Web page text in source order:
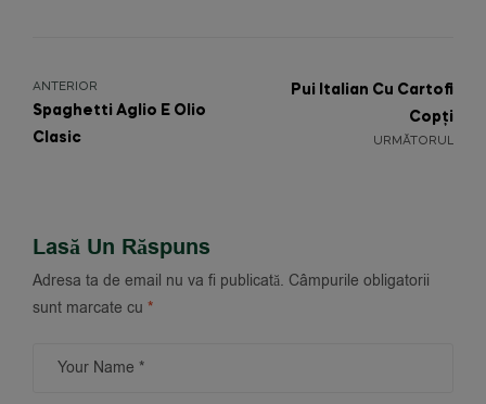
ANTERIOR
Spaghetti Aglio E Olio
Clasic
URMĂTORUL
Pui Italian Cu Cartofi
Copți
Lasă Un Răspuns
Adresa ta de email nu va fi publicată. Câmpurile obligatorii
sunt marcate cu *